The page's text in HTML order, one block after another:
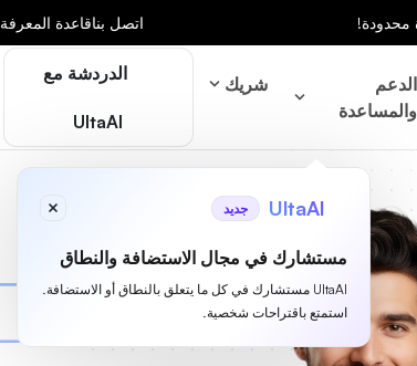
اتصل بناقاعدة المعرفة
الدعم
والمساعدة
شريك الدردشة مع
UltaAI
UltaAI جديد
مستشارك في مجال الاستضافة والنطاق
UltaAI مستشارك في كل ما يتعلق بالنطاق أو الاستضافة.
استمتع باقتراحات شخصية.